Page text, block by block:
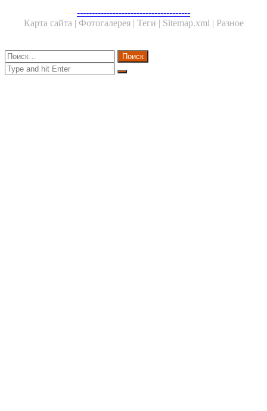
--------------------------------------
Карта сайта | Фотогалерея | Теги | Sitemap.xml | Разное
Close
Найти:
Close
Search